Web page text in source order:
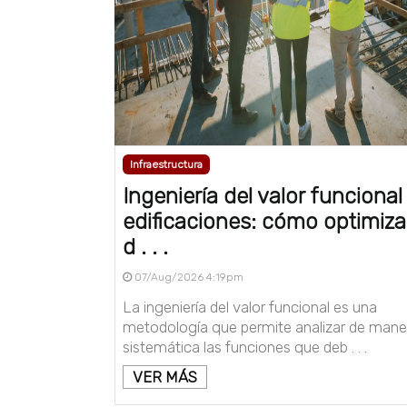
Infraestructura
Ingeniería del valor funcional
edificaciones: cómo
d . . .
07/Aug/2026 4:19pm
La ingeniería del valor funcional es una
metodología que permite analizar de
sistemática las funciones que deb . . .
VER MÁS